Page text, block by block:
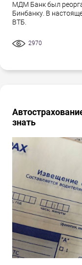
МДМ Банк был
Бинбанку. В
ВТБ.
2970
знать